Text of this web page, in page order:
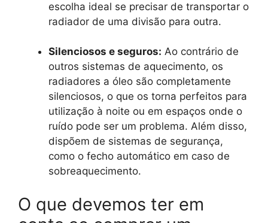
escolha ideal se precisar de transportar o
radiador de uma divisão para outra.
Silenciosos e seguros: Ao contrário de
outros sistemas de aquecimento, os
radiadores a óleo são completamente
silenciosos, o que os torna perfeitos para
utilização à noite ou em espaços onde o
ruído pode ser um problema. Além disso,
dispõem de sistemas de segurança,
como o fecho automático em caso de
sobreaquecimento.
O que devemos ter em